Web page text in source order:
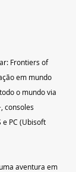
Frontiers of
em mundo
o mundo via
consoles
e PC (Ubisoft
aventura em